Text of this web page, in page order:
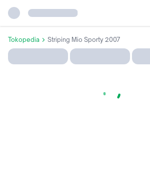
Tokopedia Striping Mio Sporty 2007